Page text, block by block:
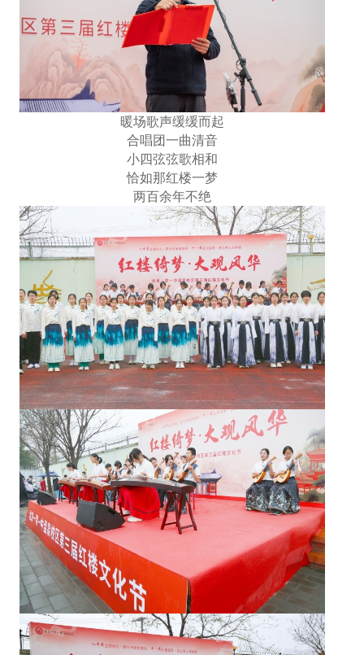
暖场歌声缓缓而起
合唱团一曲清音
小四弦弦歌相和
恰如那红楼一梦
两百余年不绝